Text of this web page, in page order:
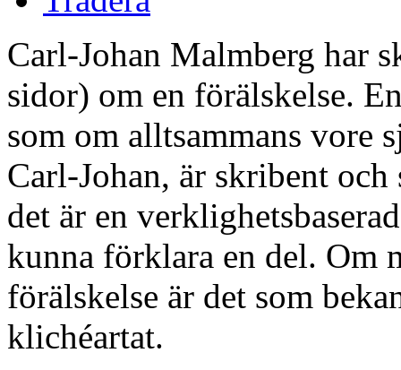
Carl-Johan Malmberg har
sidor) om en förälskelse.
som om alltsammans vore
Carl-Johan, är skribent
det är en
kunna förklara en del. Om
förälskelse är det som
klichéartat.